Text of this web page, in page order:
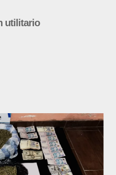
utilitario